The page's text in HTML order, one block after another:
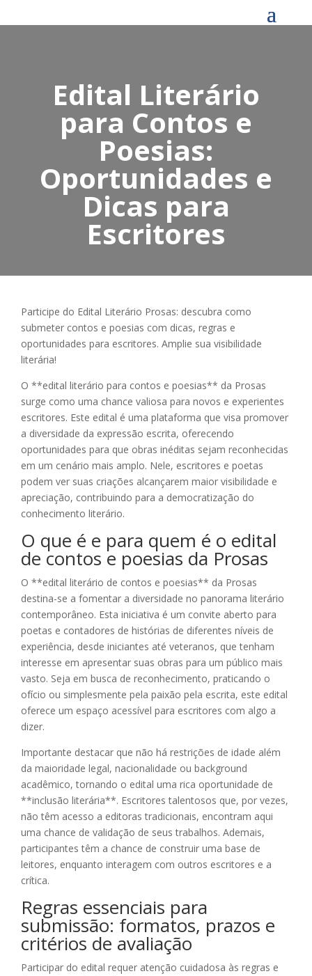
Edital Literário
para Contos e
Poesias:
Oportunidades e
Dicas para
Escritores
Participe do Edital Literário Prosas: descubra como
submeter contos e poesias com dicas, regras e
oportunidades para escritores. Amplie sua visibilidade
literária!
O **edital literário para contos e poesias** da Prosas
surge como uma chance valiosa para novos e experientes
escritores. Este edital é uma plataforma que visa promover
a diversidade da expressão escrita, oferecendo
oportunidades para que obras inéditas sejam reconhecidas
em um cenário mais amplo. Nele, escritores e poetas
podem ver suas criações alcançarem maior visibilidade e
apreciação, contribuindo para a democratização do
conhecimento literário.
O que é e para quem é o edital
de contos e poesias da Prosas
O **edital literário de contos e poesias** da Prosas
destina-se a fomentar a diversidade no panorama literário
contemporâneo. Esta iniciativa é um convite aberto para
poetas e contadores de histórias de diferentes níveis de
experiência, desde iniciantes até veteranos, que tenham
interesse em apresentar suas obras para um público mais
vasto. Seja em busca de reconhecimento, praticando o
ofício ou simplesmente pela paixão pela escrita, este edital
oferece um espaço acessível para escritores com algo a
dizer.
Importante destacar que não há restrições de idade além
da maioridade legal, nacionalidade ou background
acadêmico, tornando o edital uma rica oportunidade de
**inclusão literária**. Escritores talentosos que, por vezes,
não têm acesso a editoras tradicionais, encontram aqui
uma chance de validação de seus trabalhos. Ademais,
participantes têm a chance de construir uma base de
leitores, enquanto interagem com outros escritores e a
crítica.
Regras essenciais para
submissão: formatos, prazos e
critérios de avaliação
Participar do edital requer atenção cuidadosa às regras e